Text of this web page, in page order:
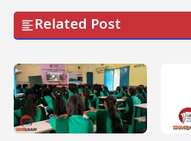
Related Post